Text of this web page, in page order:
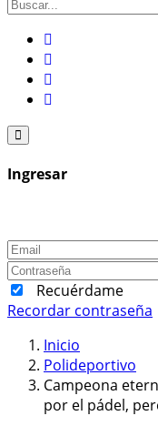
Ingresar
Recuérdame
Recordar contraseña
Inicio
Polideportivo
Campeona
por el pádel,